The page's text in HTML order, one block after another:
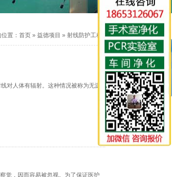
置： 首页» 益德项目 » 射线防护工程
对人体有辐射。这种情况被称为无源
觉，因而容易被忽视。为了保证医护